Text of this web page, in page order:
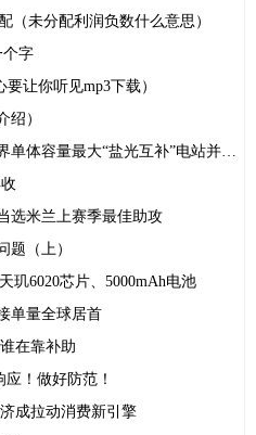
（未分配利润负数什么意思）
个字
让你听见mp3下载）
绍）
容量最大“盐光互补”电站并网发电
选米兰上赛季最佳助攻
题（上）
玑6020芯片、5000mAh电池
单量全球居首
在靠补助
！做好防范！
成拉动消费新引擎